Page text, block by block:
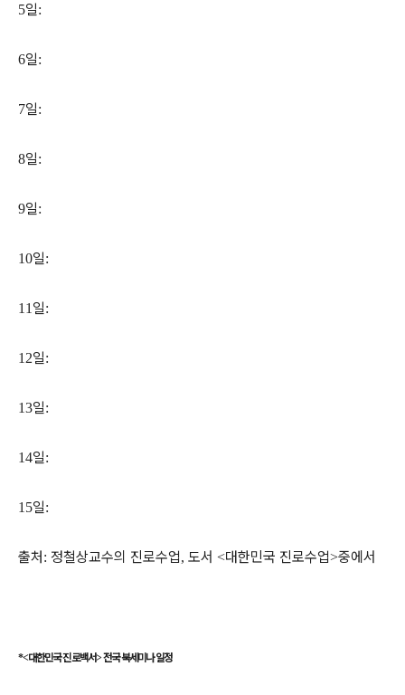
5일:
6일:
7일:
8일:
9일:
10일:
11일:
12일:
13일:
14일:
15일:
출처 : 정철상교수의 진로수업, 도서 <대한민국 진로수업>중에서
*<대한민국 진로백서>전국 북세미나 일정